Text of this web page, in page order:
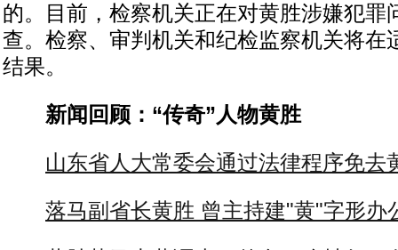
的。目前，检察机关正在对黄胜涉嫌犯罪
查。检察、审判机关和纪检监察机关将在
结果。
新闻回顾：“传奇”人物黄胜
山东省人大常委会通过法律程序免去
落马副省长黄胜 曾主持建"黄"字形办